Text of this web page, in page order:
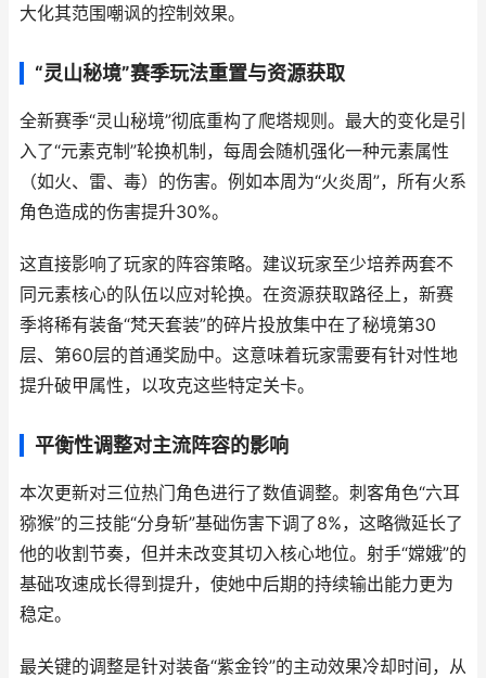
大化其范围嘲讽的控制效果。
“灵山秘境”赛季玩法重置与资源获取
全新赛季“灵山秘境”彻底重构了爬塔规则。最大的变化是引
入了“元素克制”轮换机制，每周会随机强化一种元素属性
（如火、雷、毒）的伤害。例如本周为“火炎周”，所有火系
角色造成的伤害提升30%。
这直接影响了玩家的阵容策略。建议玩家至少培养两套不
同元素核心的队伍以应对轮换。在资源获取路径上，新赛
季将稀有装备“梵天套装”的碎片投放集中在了秘境第30
层、第60层的首通奖励中。这意味着玩家需要有针对性地
提升破甲属性，以攻克这些特定关卡。
平衡性调整对主流阵容的影响
本次更新对三位热门角色进行了数值调整。刺客角色“六耳
猕猴”的三技能“分身斩”基础伤害下调了8%，这略微延长了
他的收割节奏，但并未改变其切入核心地位。射手“嫦娥”的
基础攻速成长得到提升，使她中后期的持续输出能力更为
稳定。
最关键的调整是针对装备“紫金铃”的主动效果冷却时间，从